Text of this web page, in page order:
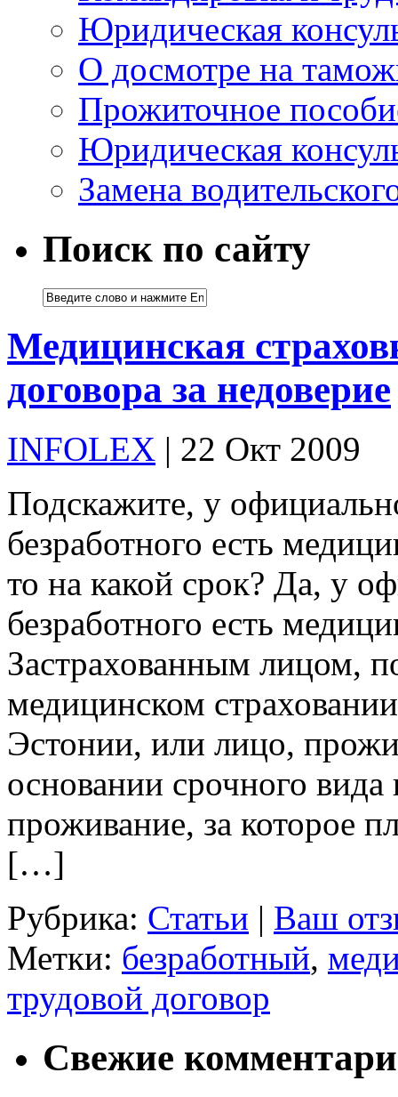
Юридическая
О досмотре на
Прожиточное
Юридическая
Замена
Поиск по сайту
Медицинская
договора за недоверие
INFOLEX | 22 Окт 2009
Подскажите, у
безработного есть
то на какой срок? Да, у
безработного есть
Застрахованным лицом,
медицинском
Эстонии, или лицо,
основании срочного
проживание, за которое
[…]
Рубрика: Статьи | Ваш
Метки: безработный,
трудовой договор
Свежие